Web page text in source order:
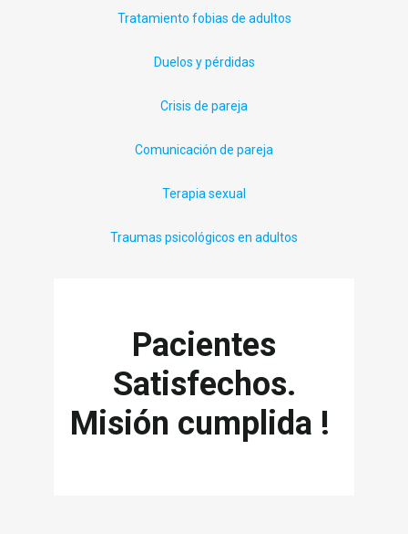
Tratamiento fobias de adultos
Duelos y pérdidas
Crisis de pareja
Comunicación de pareja
Terapia sexual
Traumas psicológicos en adultos
Pacientes
Satisfechos.
Misión cumplida !